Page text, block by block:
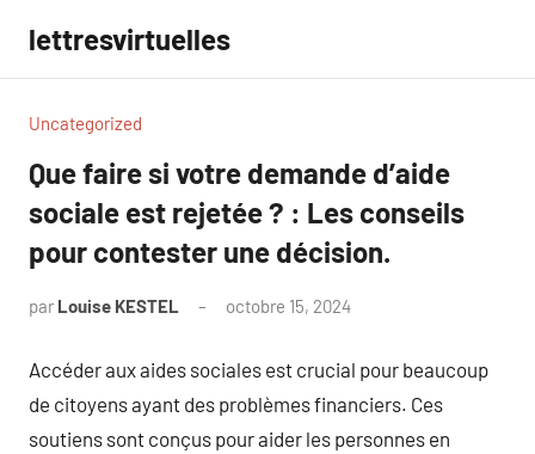
contenu
lettresvirtuelles
Uncategorized
Que faire si votre demande d’aide
sociale est rejetée ? : Les conseils
pour contester une décision.
par Louise KESTEL octobre 15, 2024
Accéder aux aides sociales est crucial pour beaucoup
de citoyens ayant des problèmes financiers. Ces
soutiens sont conçus pour aider les personnes en